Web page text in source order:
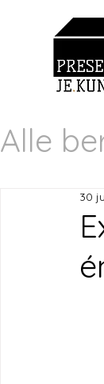
Alle
30